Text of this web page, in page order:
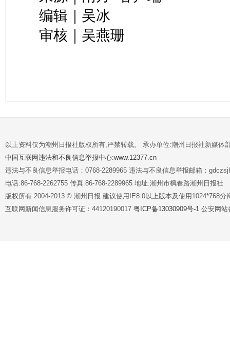
编辑｜吴冰
审核｜吴燕珊
以上资料仅为潮州日报社版权所有,严禁转载。 承办单位:潮州日报社新媒体
中国互联网违法和不良信息举报中心:www.12377.cn
违法与不良信息举报电话：0768-2289965 违法与不良信息举报邮箱：
电话:86-768-2262755 传真:86-768-2289965 地址:潮州市枫春路潮州日报社
版权所有 2004-2013 © 潮州日报 建议使用IE8.0以上版本及使用1024*768分
互联网新闻信息服务许可证：44120190017 粤ICP备13030909号-1 公安网站